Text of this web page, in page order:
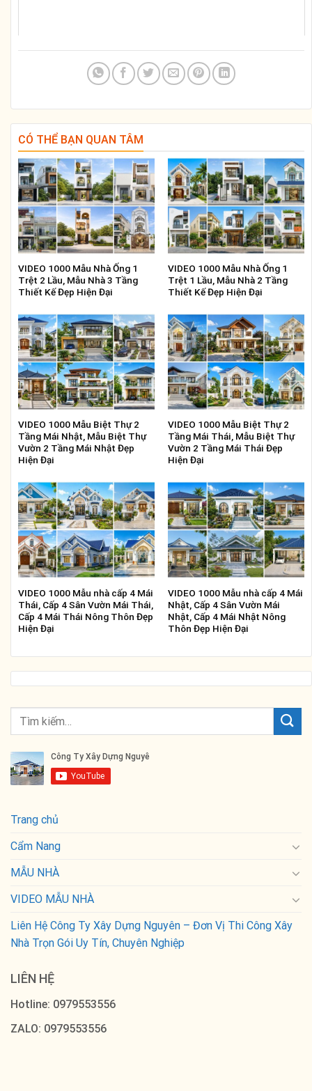
CÓ THỂ BẠN QUAN TÂM
VIDEO 1000 Mẫu Nhà Ống 1
Trệt 2 Lầu, Mẫu Nhà 3 Tầng
Thiết Kế Đẹp Hiện Đại
VIDEO 1000 Mẫu Nhà Ống 1
Trệt 1 Lầu, Mẫu Nhà 2 Tầng
Thiết Kế Đẹp Hiện Đại
VIDEO 1000 Mẫu Biệt Thự 2
Tầng Mái Nhật, Mẫu Biệt Thự
Vườn 2 Tầng Mái Nhật Đẹp
Hiện Đại
VIDEO 1000 Mẫu Biệt Thự 2
Tầng Mái Thái, Mẫu Biệt Thự
Vườn 2 Tầng Mái Thái Đẹp
Hiện Đại
VIDEO 1000 Mẫu nhà cấp 4 Mái
Thái, Cấp 4 Sân Vườn Mái Thái,
Cấp 4 Mái Thái Nông Thôn Đẹp
Hiện Đại
VIDEO 1000 Mẫu nhà cấp 4 Mái
Nhật, Cấp 4 Sân Vườn Mái
Nhật, Cấp 4 Mái Nhật Nông
Thôn Đẹp Hiện Đại
Trang chủ
Cẩm Nang
MẪU NHÀ
VIDEO MẪU NHÀ
Liên Hệ Công Ty Xây Dựng Nguyên – Đơn Vị Thi Công Xây
Nhà Trọn Gói Uy Tín, Chuyên Nghiệp
LIÊN HỆ
Hotline: 0979553556
ZALO: 0979553556